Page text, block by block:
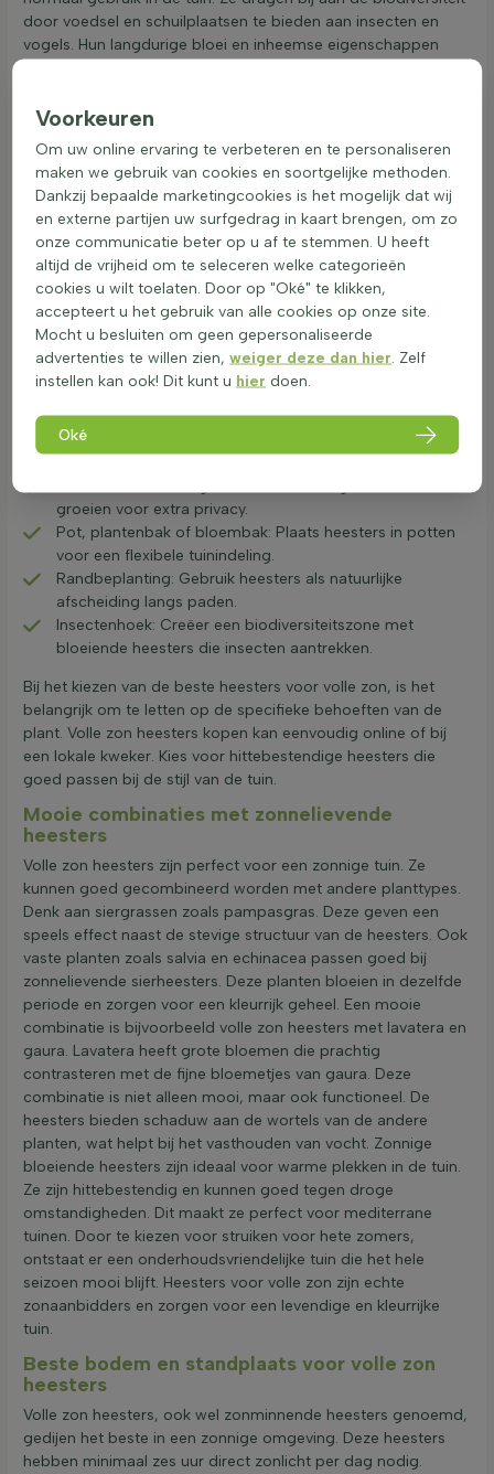
door voedsel en schuilplaatsen te bieden aan insecten en
vogels. Hun langdurige bloei en inheemse eigenschappen
Waarom kiezen voor zonbestendige
sierheesters?
Volle zon heesters zijn ideaal voor tuinen met veel zonlicht.
Deze zonminnende heesters gedijen goed in warme
omstandigheden en zijn perfect voor zonnige plekken. Ze
bieden niet alleen schoonheid, maar ook structuur aan de
tuin. Hier zijn enkele manieren waarop volle zon heesters
kunnen worden toegepast:
Heesters voor zonnige borders: Creëer een kleurrijke
border met bloeiende zonheesters die de hele zomer
Groepsbeplanting: Plant zonbestendige tuinheesters in
groepen voor een weelderig effect.
Solitair: Gebruik een opvallende heester als blikvanger in
groeien voor extra privacy.
Pot, plantenbak of bloembak: Plaats heesters in potten
voor een flexibele tuinindeling.
Randbeplanting: Gebruik heesters als natuurlijke
afscheiding langs paden.
Insectenhoek: Creëer een biodiversiteitszone met
bloeiende heesters die insecten aantrekken.
Bij het kiezen van de beste heesters voor volle zon, is het
belangrijk om te letten op de specifieke behoeften van de
plant. Volle zon heesters kopen kan eenvoudig online of bij
een lokale kweker. Kies voor hittebestendige heesters die
goed passen bij de stijl van de tuin.
Mooie combinaties met zonnelievende
heesters
Volle zon heesters zijn perfect voor een zonnige tuin. Ze
kunnen goed gecombineerd worden met andere planttypes.
Denk aan siergrassen zoals pampasgras. Deze geven een
speels effect naast de stevige structuur van de heesters. Ook
vaste planten zoals salvia en echinacea passen goed bij
zonnelievende sierheesters. Deze planten bloeien in dezelfde
periode en zorgen voor een kleurrijk geheel. Een mooie
combinatie is bijvoorbeeld volle zon heesters met lavatera en
gaura. Lavatera heeft grote bloemen die prachtig
contrasteren met de fijne bloemetjes van gaura. Deze
combinatie is niet alleen mooi, maar ook functioneel. De
heesters bieden schaduw aan de wortels van de andere
planten, wat helpt bij het vasthouden van vocht. Zonnige
bloeiende heesters zijn ideaal voor warme plekken in de tuin.
Ze zijn hittebestendig en kunnen goed tegen droge
omstandigheden. Dit maakt ze perfect voor mediterrane
tuinen. Door te kiezen voor struiken voor hete zomers,
ontstaat er een onderhoudsvriendelijke tuin die het hele
seizoen mooi blijft. Heesters voor volle zon zijn echte
zonaanbidders en zorgen voor een levendige en kleurrijke
tuin.
Beste bodem en standplaats voor volle zon
heesters
Volle zon heesters, ook wel zonminnende heesters genoemd,
gedijen het beste in een zonnige omgeving. Deze heesters
hebben minimaal zes uur direct zonlicht per dag nodig.
Voorkeuren
Om uw online ervaring te verbeteren en te personaliseren
maken we gebruik van cookies en soortgelijke methoden.
Dankzij bepaalde marketingcookies is het mogelijk dat wij
en externe partijen uw surfgedrag in kaart brengen, om zo
onze communicatie beter op u af te stemmen. U heeft
altijd de vrijheid om te seleceren welke categorieën
cookies u wilt toelaten. Door op "Oké" te klikken,
accepteert u het gebruik van alle cookies op onze site.
Mocht u besluiten om geen gepersonaliseerde
advertenties te willen zien,weiger deze dan hier . Zelf
instellen kan ook! Dit kunt u hier doen.
Oké